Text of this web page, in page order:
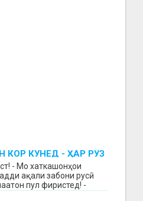
КОР КУНЕД - ҲАР РӮЗ
- Мо хаткашонҳои
ақали забони русӣ
пул фиристед! -